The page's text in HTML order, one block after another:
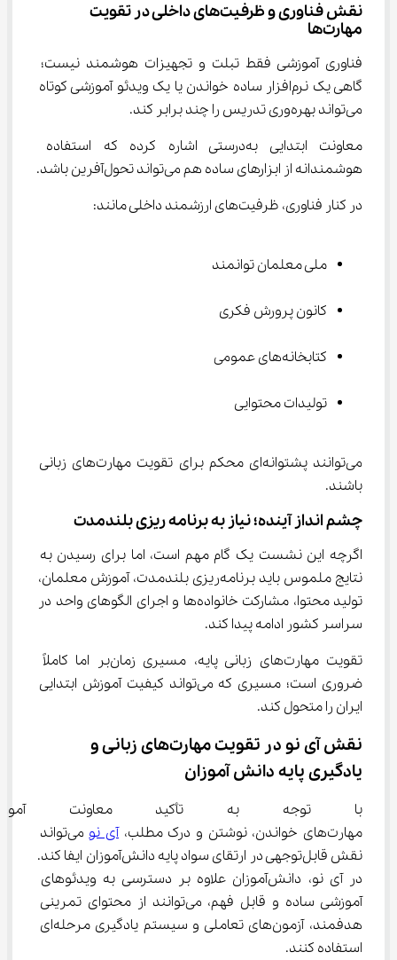
نقش فناوری و ظرفیت‌های داخلی در تقویت
مهارت‌ها
فناوری آموزشی فقط تبلت و تجهیزات هوشمند نیست؛
گاهی یک نرم‌افزار ساده خواندن یا یک ویدئو آموزشی کوتاه
می‌تواند بهره‌وری تدریس را چند برابر کند.
معاونت ابتدایی به‌درستی اشاره کرده که استفاده
هوشمندانه از ابزارهای ساده هم می‌تواند تحول‌آفرین باشد.
در کنار فناوری، ظرفیت‌های ارزشمند داخلی مانند:
ملی معلمان توانمند
کانون پرورش فکری
کتابخانه‌های عمومی
تولیدات محتوایی
می‌توانند پشتوانه‌ای محکم برای تقویت مهارت‌های زبانی
باشند.
چشم‌ انداز آینده؛ نیاز به برنامه‌ ریزی بلندمدت
اگرچه این نشست یک گام مهم است، اما برای رسیدن به
نتایج ملموس باید برنامه‌ریزی بلندمدت، آموزش معلمان،
تولید محتوا، مشارکت خانواده‌ها و اجرای الگوهای واحد در
سراسر کشور ادامه پیدا کند.
تقویت مهارت‌های زبانی پایه، مسیری زمان‌بر اما کاملاً
ضروری است؛ مسیری که می‌تواند کیفیت آموزش ابتدایی
ایران را متحول کند.
نقش آی ‌نو در تقویت مهارت‌های زبانی و
یادگیری پایه دانش ‌آموزان
با توجه به تأکید معاونت
مهارت‌های خواندن، نوشتن و درک مطلب،
آی نو
می‌تواند
نقش قابل‌توجهی در ارتقای سواد پایه دانش‌آموزان ایفا کند.
در آی ‌نو، دانش‌آموزان علاوه بر دسترسی به ویدئوهای
آموزشی ساده و قابل فهم، می‌توانند از محتوای تمرینی
هدفمند، آزمون‌های تعاملی و سیستم یادگیری مرحله‌ای
استفاده کنند.